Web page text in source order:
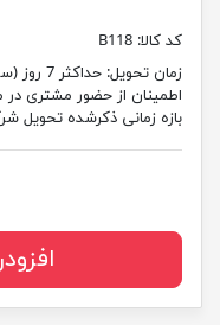
کد کالا: B118
زمان تحویل:
اطمینان از حضور مشتری
بازه زمانی ذکرشده تحویل